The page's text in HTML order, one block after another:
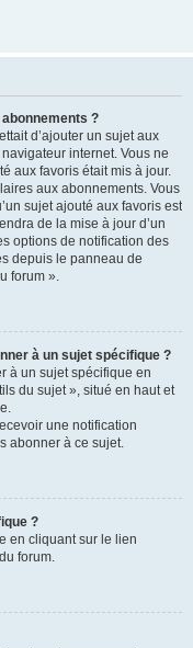
?
d’ajouter un sujet aux
internet. Vous ne
aux favoris était mis à jour.
aux abonnements. Vous
sujet ajouté aux favoris est
de la mise à jour d’un
options de notification des
depuis le panneau de
forum ».
à un sujet spécifique ?
à un sujet spécifique en
du sujet », situé en haut et
une notification
abonner à ce sujet.
?
en cliquant sur le lien
forum.